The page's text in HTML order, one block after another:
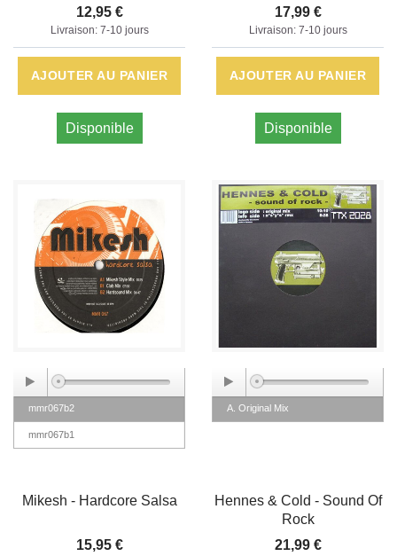
12,95 €
Livraison: 7-10 jours
AJOUTER AU PANIER
Disponible
17,99 €
Livraison: 7-10 jours
AJOUTER AU PANIER
Disponible
mmr067b2
mmr067b1
Mikesh - Hardcore Salsa
15,95 €
A. Original Mix
Hennes & Cold - Sound Of
Rock
21,99 €